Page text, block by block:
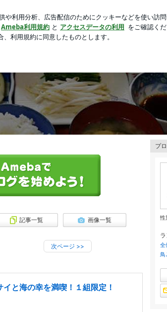
記事一覧 画像一覧
次ページ >>
と海の幸を満喫！１組限定！
プ
性
全
鳥